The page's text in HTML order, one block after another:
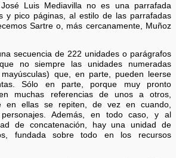
Luis Mediavilla no es una parrafada
y pico páginas, al estilo de las parrafadas
Sartre o, más cercanamente, Muñoz
secuencia de 222 unidades o parágrafos
no siempre las unidades numeradas
que, en parte, pueden leerse
Sólo en parte, porque muy pronto
muchas referencias de unos a otros,
en ellas se repiten, de vez en cuando,
Además, en todo caso, y al
de concatenación, hay una unidad de
fundada sobre todo en los recursos